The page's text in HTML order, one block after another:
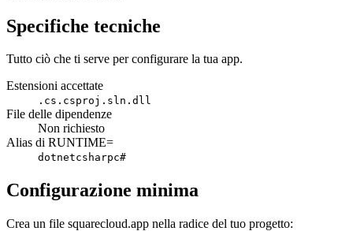
Specifiche tecniche
Tutto ciò che ti serve per configurare la tua app.
Estensioni accettate
.cs .csproj .sln .dll
File delle dipendenze
Non richiesto
Alias di RUNTIME=
dotnetcsharpc#
Configurazione minima
Crea un file squarecloud.app nella radice del tuo progetto: